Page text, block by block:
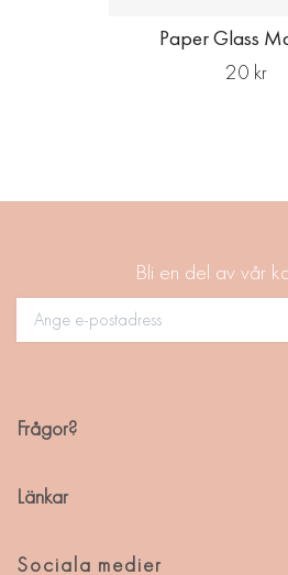
Paper Glass
20 kr
Bli en del av vår
Frågor?
Länkar
Sociala medier